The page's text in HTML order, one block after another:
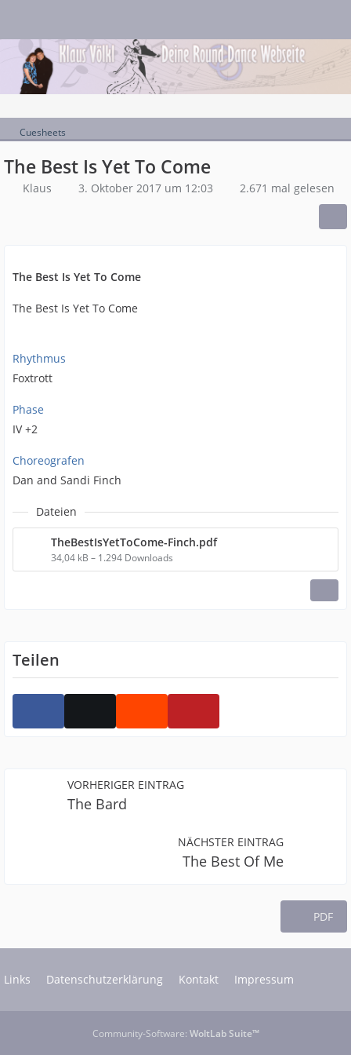
Cuesheets
The Best Is Yet To Come
Klaus 3. Oktober 2017 um 12:03 2.671 mal gelesen
The Best Is Yet To Come
The Best Is Yet To Come
Rhythmus
Foxtrott
Phase
IV +2
Choreografen
Dan and Sandi Finch
Dateien
TheBestIsYetToCome-Finch.pdf
34,04 kB – 1.294 Downloads
Teilen
VORHERIGER EINTRAG
The Bard
NÄCHSTER EINTRAG
The Best Of Me
PDF
Links Datenschutzerklärung Kontakt Impressum
Community-Software: WoltLab Suite™